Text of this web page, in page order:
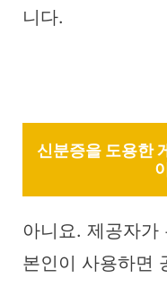
니다.
신분증을 도용한
아니요. 제공자가
본인이 사용하면